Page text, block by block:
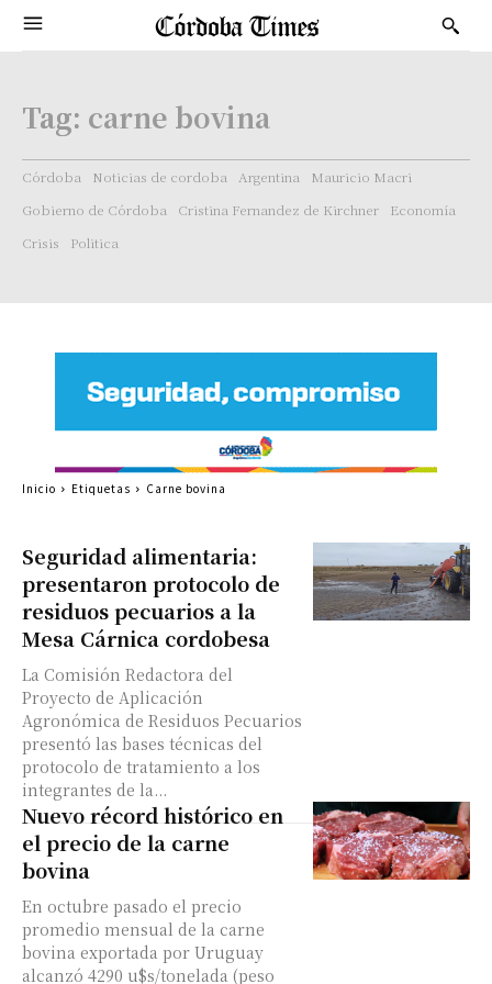
Tag: carne bovina
Córdoba Noticias de cordoba Argentina
Mauricio Macri
Gobierno de Córdoba
Cristina Fernandez de Kirchner
Economía
Crisis
Politica
Seguridad alimentaria:
presentaron protocolo de
residuos pecuarios a la
Mesa Cárnica cordobesa
La Comisión Redactora del
Proyecto de Aplicación
Agronómica de Residuos Pecuarios
presentó las bases técnicas del
protocolo de tratamiento a los
integrantes de la...
Nuevo récord histórico en
el precio de la carne
bovina
En octubre pasado el precio
promedio mensual de la carne
bovina exportada por Uruguay
alcanzó 4290 u$s/tonelada (peso
Inicio Etiquetas Carne bovina